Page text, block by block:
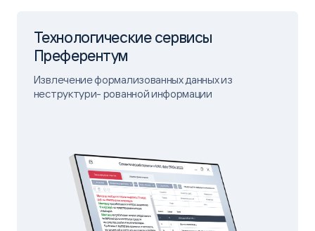
Технологические сервисы
Преферентум
Извлечение формализованных данных из
неструктури- рованной информации